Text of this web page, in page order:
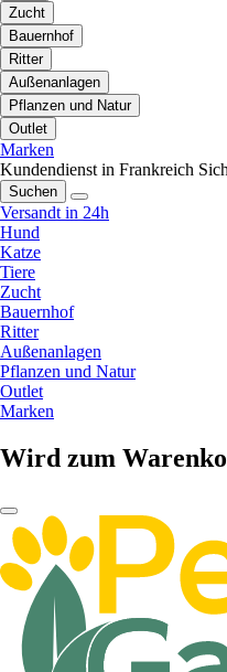
Zucht
Bauernhof
Ritter
Außenanlagen
Pflanzen und Natur
Outlet
Marken
Kundendienst in Frankreich
Suchen
Versandt in 24h
Hund
Katze
Tiere
Zucht
Bauernhof
Ritter
Außenanlagen
Pflanzen und Natur
Outlet
Marken
Wird zum